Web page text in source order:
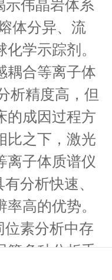
伟晶岩体系
体分异、流
学示踪剂。
耦合等离子体
析精度高，但
的成因过程方
比之下，激光
离子体质谱仪
分析快速、
高的优势。
位素分析中存
管多种分析手
改变激光聚焦